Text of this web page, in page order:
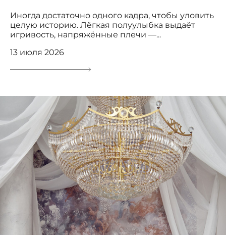
Иногда достаточно одного кадра, чтобы уловить
целую историю. Лёгкая полуулыбка выдаёт
игривость, напряжённые плечи —...
13 июля 2026